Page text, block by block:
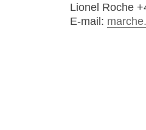
Lionel Roche
E-mail: